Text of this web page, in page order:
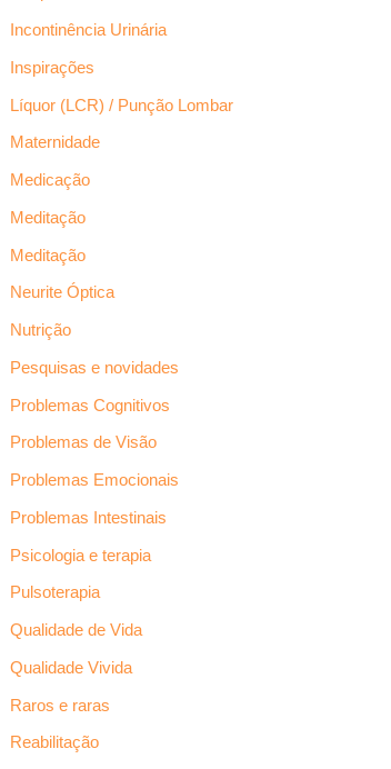
Incontinência Urinária
Inspirações
Líquor (LCR) / Punção Lombar
Maternidade
Medicação
Meditação
Meditação
Neurite Óptica
Nutrição
Pesquisas e novidades
Problemas Cognitivos
Problemas de Visão
Problemas Emocionais
Problemas Intestinais
Psicologia e terapia
Pulsoterapia
Qualidade de Vida
Qualidade Vivida
Raros e raras
Reabilitação